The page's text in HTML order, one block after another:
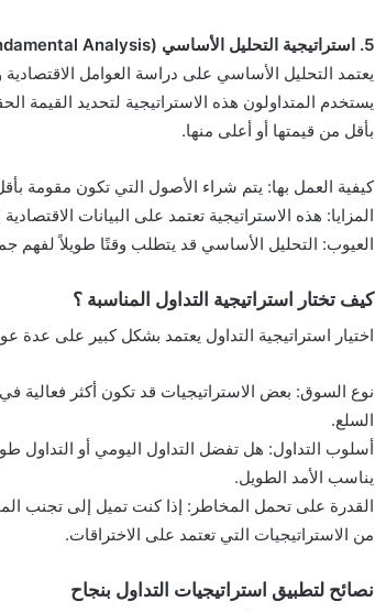
5. استراتيجية التحليل الأساسي (Fundamental Analysis)
يعتمد التحليل الأساسي على دراسة العوامل الاقتصادية
يستخدم المتداولون هذه الاستراتيجية لتحديد القيمة
بأقل من قيمتها أو أعلى منها.
كيفية العمل بها: يتم شراء الأصول التي تكون مقومة
المزايا: هذه الاستراتيجية تعتمد على البيانات
العيوب: التحليل الأساسي قد يتطلب وقتًا طويلاً لفهم
كيف تختار استراتيجية التداول المناسبة ؟
اختيار استراتيجية التداول يعتمد بشكل كبير على عدة
نوع السوق: بعض الاستراتيجيات قد تكون أكثر
السلع.
أسلوب التداول: هل تفضل التداول اليومي أو التداول
يناسب الأمد الطويل.
القدرة على تحمل المخاطر: إذا كنت تميل إلى تجنب
من الاستراتيجيات التي تعتمد على الاختراقات.
نصائح لتطبيق استراتيجيات التداول بنجاح